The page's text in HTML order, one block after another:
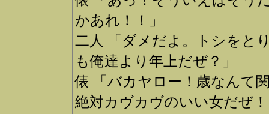
かあれ！！」
二人 「ダメだよ。トシをと
も俺達より年上だぜ？」
俵 「バカヤロー！歳なんて
絶対カヴカヴのいい女だぜ